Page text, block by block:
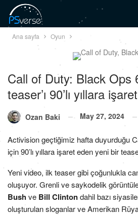
Ana sayfa Oyun
Call of Duty: Black Ops
teaser’ı 90’lı yıllara
Ozan Baki May 27, 2024
Activision geçtiğimiz hafta duyurduğu
için 90’lı yıllara işaret eden yeni bir
Yeni video, ilk teaser gibi çoğunlukla
oluşuyor. Grenli ve saykodelik
Bushve Bill Clintondahil bazı
oluşturulan sloganlar ve Amerikan